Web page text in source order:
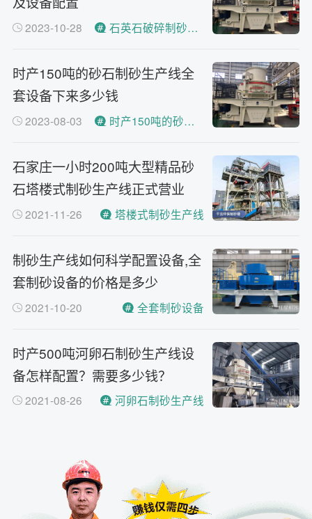
2023-10-28 石英石破碎制砂生产线工艺流程
时产150吨的砂石制砂生产线全
套设备下来多少钱
2023-08-03 时产150吨的砂石制砂生产线
石家庄一小时200吨大型精品砂
石塔楼式制砂生产线正式营业
2021-11-26 塔楼式制砂生产线
制砂生产线如何科学配置设备,全
套制砂设备的价格是多少
2021-10-20 全套制砂设备
时产500吨河卵石制砂生产线设
备怎样配置？需要多少钱？
2021-08-26 河卵石制砂生产线